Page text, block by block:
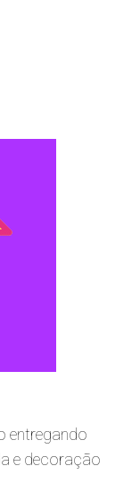
entregando
e decoração